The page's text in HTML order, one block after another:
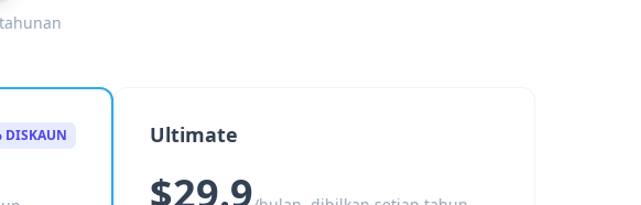
DISKAUN Ultimate
$29.9